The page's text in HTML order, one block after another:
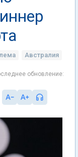
Австралия
обновление: